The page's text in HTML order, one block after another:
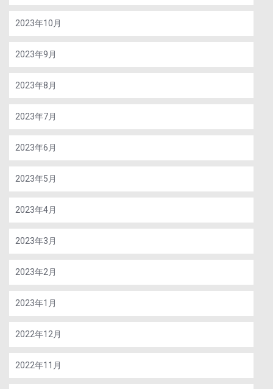
2023年10月
2023年9月
2023年8月
2023年7月
2023年6月
2023年5月
2023年4月
2023年3月
2023年2月
2023年1月
2022年12月
2022年11月